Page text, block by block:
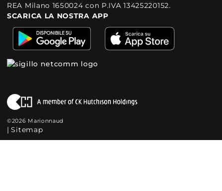
REA Milano 1650024 con P.IVA 13425220152.
SCARICA LA NOSTRA APP
©2026 Marionnaud
| Sitemap